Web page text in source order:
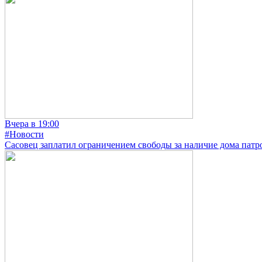
Вчера в 19:00
#Новости
Сасовец заплатил ограничением свободы за наличие дома